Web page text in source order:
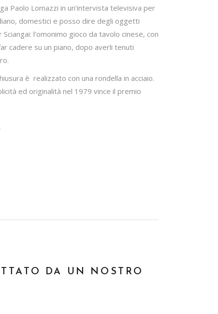
Paolo Lomazzi in un’intervista televisiva per
domestici e posso dire degli oggetti
l’omonimo gioco da tavolo cinese, con
cadere su un piano, dopo averli tenuti
è realizzato con una rondella in acciaio.
ed originalità nel 1979 vince il premio
DA UN NOSTRO